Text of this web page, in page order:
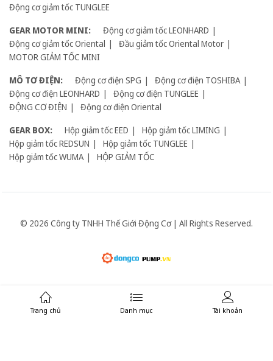
Động cơ giảm tốc TUNGLEE
GEAR MOTOR MINI:
Động cơ giảm tốc LEONHARD
Động cơ giảm tốc Oriental
Đầu giảm tốc Oriental Motor
MOTOR GIẢM TỐC MINI
MÔ TƠ ĐIỆN:
Động cơ điện SPG
Động cơ điện TOSHIBA
Động cơ điện LEONHARD
Động cơ điện TUNGLEE
ĐỘNG CƠ ĐIỆN
Động cơ điện Oriental
GEAR BOX:
Hộp giảm tốc EED
Hộp giảm tốc LIMING
Hộp giảm tốc REDSUN
Hộp giảm tốc TUNGLEE
Hộp giảm tốc WUMA
HỘP GIẢM TỐC
© 2026 Công ty TNHH Thế Giới Động Cơ | All Rights Reserved.
Giữ liên lạc:
Trang chủ Danh mục Tài khoản